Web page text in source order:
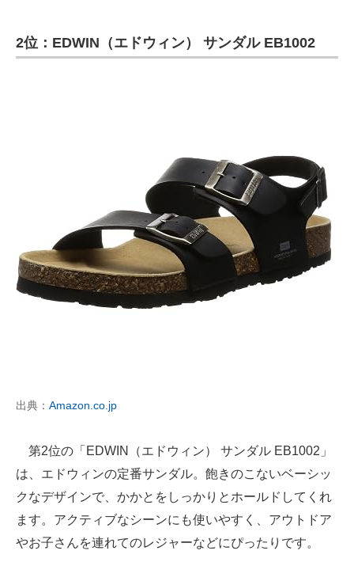
2位：EDWIN（エドウィン） サンダル EB1002
出典： Amazon.co.jp
第2位の「EDWIN（エドウィン） サンダル EB1002」
は、エドウィンの定番サンダル。飽きのこないベーシッ
クなデザインで、かかとをしっかりとホールドしてくれ
ます。アクティブなシーンにも使いやすく、アウトドア
やお子さんを連れてのレジャーなどにぴったりです。